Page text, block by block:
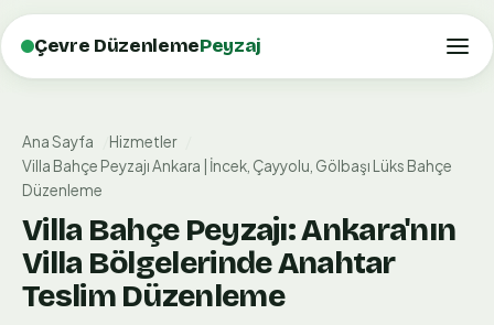
Çevre DüzenlemePeyzaj
Ana Sayfa
Hizmetler
Villa Bahçe Peyzajı Ankara | İncek, Çayyolu, Gölbaşı Lüks Bahçe
Düzenleme
Villa Bahçe Peyzajı: Ankara'nın
Villa Bölgelerinde Anahtar
Teslim Düzenleme